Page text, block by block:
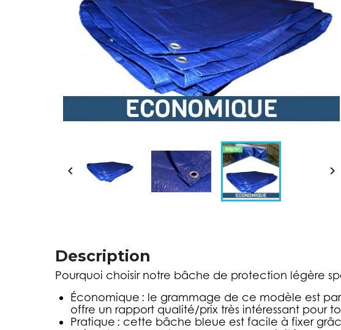
 
Description
Pourquoi choisir notre bâche de protection légère
Économique : le grammage de ce modèle est
offre un rapport qualité/prix très intéressant pour
Pratique : cette bâche bleue est facile à fixer